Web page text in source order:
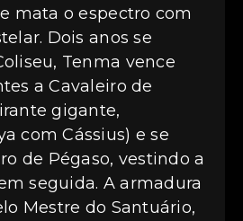
mata o espectro com
Dois anos se
Tenma vence
a Cavaleiro de
gigante,
com Cássius) e se
de Pégaso, vestindo a
seguida. A armadura
Mestre do Santuário,